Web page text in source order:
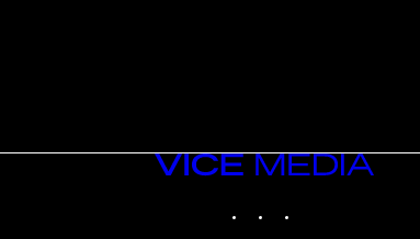
VICE